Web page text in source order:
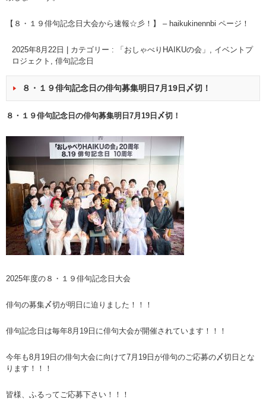
【８・１９俳句記念日大会から速報☆彡！】 – haikukinennbi ページ！
2025年8月22日 カテゴリー : 「おしゃべりHAIKUの会」 , イベントプ
ロジェクト , 俳句記念日
８・１９俳句記念日の俳句募集明日7月19日〆切！
８・１９俳句記念日の俳句募集明日7月19日〆切！
2025年度の８・１９俳句記念日大会
俳句の募集〆切が明日に迫りました！！！
俳句記念日は毎年8月19日に俳句大会が開催されています！！！
今年も8月19日の俳句大会に向けて7月19日が俳句のご応募の〆切日とな
ります！！！
皆様、ふるってご応募下さい！！！